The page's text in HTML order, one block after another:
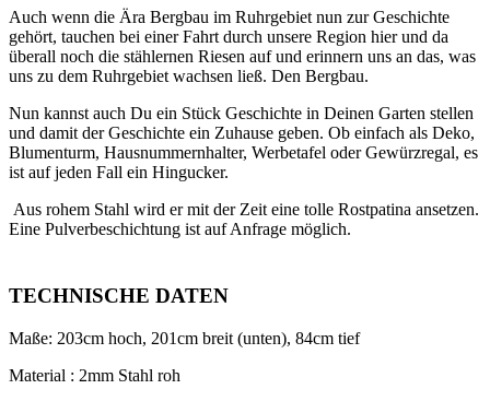
Auch wenn die Ära Bergbau im Ruhrgebiet nun zur Geschichte
gehört, tauchen bei einer Fahrt durch unsere Region hier und da
überall noch die stählernen Riesen auf und erinnern uns an das, was
uns zu dem Ruhrgebiet wachsen ließ. Den Bergbau.
Nun kannst auch Du ein Stück Geschichte in Deinen Garten stellen
und damit der Geschichte ein Zuhause geben. Ob einfach als Deko,
Blumenturm, Hausnummernhalter, Werbetafel oder Gewürzregal, es
ist auf jeden Fall ein Hingucker.
Aus rohem Stahl wird er mit der Zeit eine tolle Rostpatina ansetzen.
Eine Pulverbeschichtung ist auf Anfrage möglich.
TECHNISCHE DATEN
Maße: 203cm hoch, 201cm breit (unten), 84cm tief
Material : 2mm Stahl roh